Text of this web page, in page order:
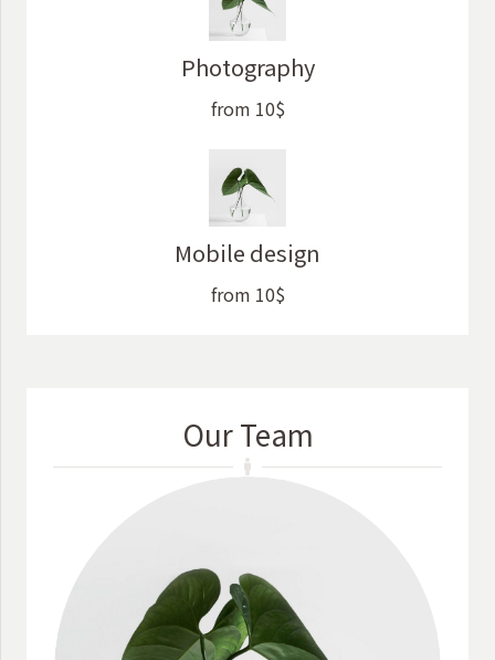
Photography
from 10$
Mobile design
from 10$
Our Team